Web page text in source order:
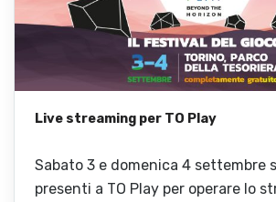
Live streaming per TO Play
Sabato 3 e domenica 4 settembre
presenti a TO Play per operare lo